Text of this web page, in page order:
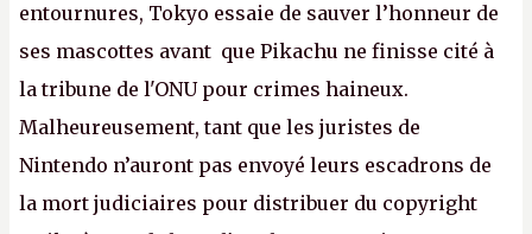
entournures, Tokyo essaie de sauver l’honneur de
ses mascottes avant que Pikachu ne finisse cité à
la tribune de l'ONU pour crimes haineux.
Malheureusement, tant que les juristes de
Nintendo n’auront pas envoyé leurs escadrons de
la mort judiciaires pour distribuer du copyright